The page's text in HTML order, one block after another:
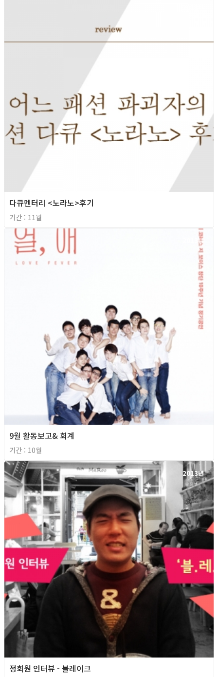
다큐멘터리 <노라노>후기
기간 : 11월
2013년
9월 활동보고& 회계
기간 : 10월
2013년
정회원 인터뷰 - 블레이크